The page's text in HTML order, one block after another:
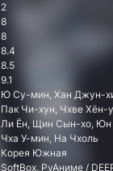
2
8
8
8.4
8.5
9.1
Ю Су-мин, Хан Джун-
Пак Чи-хун, Чхве Хён-
Ли Ён, Щин Сын-хо,
Чха У-мин, На Чхоль
Корея Южная
SoftBox, РуАниме /